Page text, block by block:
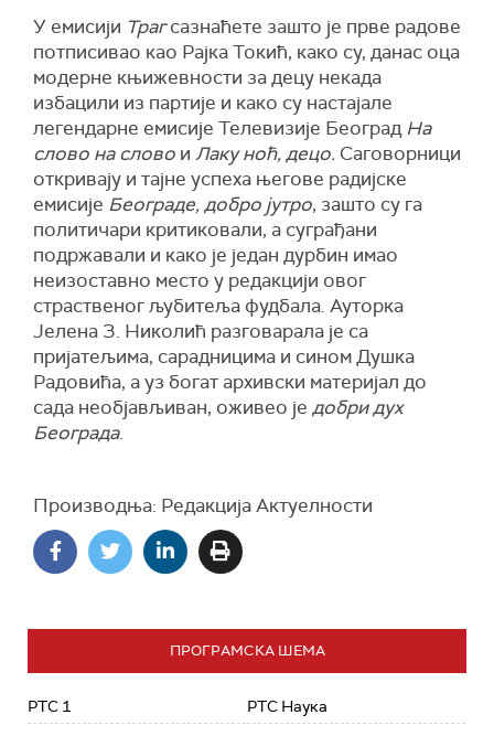
У емисији Трагсазнаћете зашто је прве радове
потписивао као Рајка Токић, како су, данас оца
модерне књижевности за децу некада
избацили из партије и како су настајале
легендарне емисије Телевизије БеоградНа
слово на слово и Лаку ноћ, децо. Саговорници
откривају и тајне успеха његове радијске
емисије Београде, добро јутро, зашто су га
политичари критиковали, а суграђани
подржавали и како је један дурбин имао
неизоставно место у редакцији овог
страственог љубитеља фудбала. Ауторка
Јелена З. Николић разговарала је са
пријатељима, сарадницима и сином Душка
Радовића, а уз богат архивски материјал до
сада необјављиван, оживео је добри дух
Београда.
Производња: Редакција Актуелности
ПРОГРАМСКА ШЕМА
РТС 1 РТС Наука